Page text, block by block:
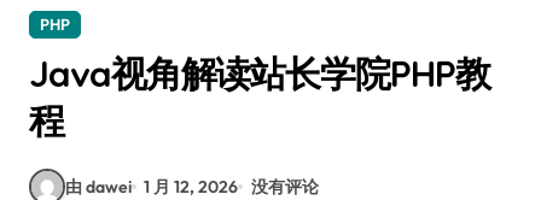
PHP
Java视角解读站长学院PHP教
程
由 dawei 1 月 12, 2026 没有评论